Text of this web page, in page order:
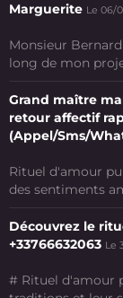
Marguerite Le 06/
Monsieur
long de mon
Grand maître
retour affectif
(Appel/Sms/
Rituel d'amour
des sentiments
Découvrez le
+33766632063 Le
# Rituel d'amour